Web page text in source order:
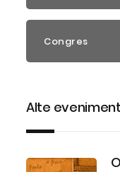
Congres
Alte